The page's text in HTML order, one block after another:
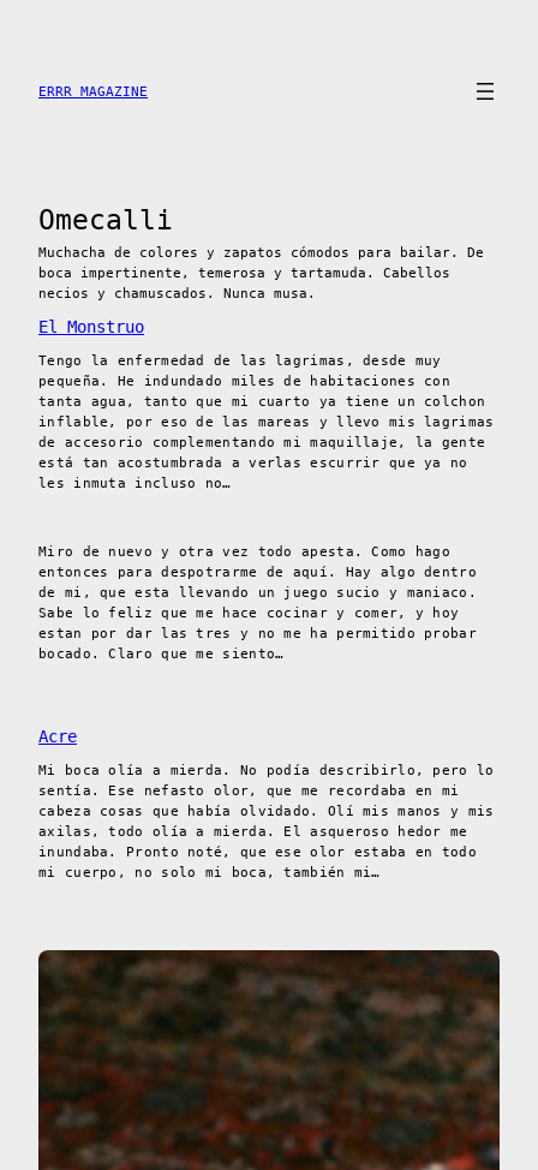
contenido
ERRR MAGAZINE
Omecalli
Muchacha de colores y zapatos cómodos para bailar. De
boca impertinente, temerosa y tartamuda. Cabellos
necios y chamuscados. Nunca musa.
El Monstruo
Tengo la enfermedad de las lagrimas, desde muy
pequeña. He indundado miles de habitaciones con
tanta agua, tanto que mi cuarto ya tiene un colchon
inflable, por eso de las mareas y llevo mis lagrimas
de accesorio complementando mi maquillaje, la gente
está tan acostumbrada a verlas escurrir que ya no
les inmuta incluso no…
Miro de nuevo y otra vez todo apesta. Como hago
entonces para despotrarme de aquí. Hay algo dentro
de mi, que esta llevando un juego sucio y maniaco.
Sabe lo feliz que me hace cocinar y comer, y hoy
estan por dar las tres y no me ha permitido probar
bocado. Claro que me siento…
Acre
Mi boca olía a mierda. No podía describirlo, pero lo
sentía. Ese nefasto olor, que me recordaba en mi
cabeza cosas que había olvidado. Olí mis manos y mis
axilas, todo olía a mierda. El asqueroso hedor me
inundaba. Pronto noté, que ese olor estaba en todo
mi cuerpo, no solo mi boca, también mi…